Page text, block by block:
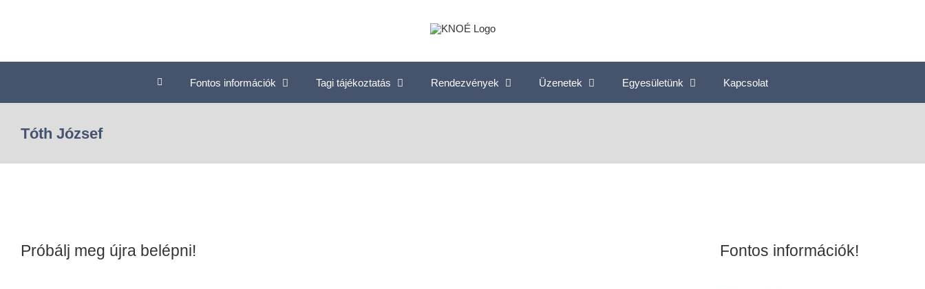
Fontos információk Tagi tájékoztatás Rendezvények Üzenetek Egyesületünk Kapcsolat
Tóth József
Próbálj meg újra belépni! Fontos információk!